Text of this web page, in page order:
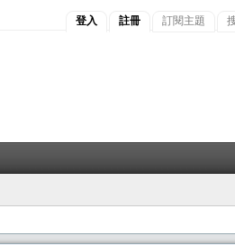
登入 註冊 訂閱主題